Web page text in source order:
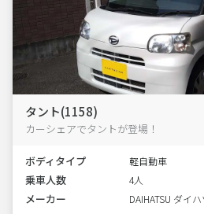
タント(1158)
カーシェアでタントが登場！
ボディタイプ 軽自動車
乗車人数 4人
メーカー DAIHATSU ダイハ